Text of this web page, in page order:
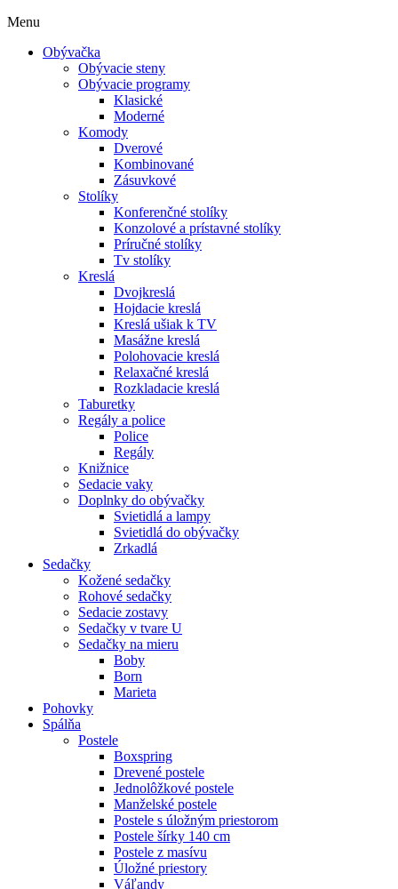
Menu
Obývačka
Obývacie steny
Obývacie programy
Klasické
Moderné
Komody
Dverové
Kombinované
Zásuvkové
Stolíky
Konferenčné stolíky
Konzolové a prístavné stolíky
Príručné stolíky
Tv stolíky
Kreslá
Dvojkreslá
Hojdacie kreslá
Kreslá ušiak k TV
Masážne kreslá
Polohovacie kreslá
Relaxačné kreslá
Rozkladacie kreslá
Taburetky
Regály a police
Police
Regály
Knižnice
Sedacie vaky
Doplnky do obývačky
Svietidlá a lampy
Svietidlá do obývačky
Zrkadlá
Sedačky
Kožené sedačky
Rohové sedačky
Sedacie zostavy
Sedačky v tvare U
Sedačky na mieru
Boby
Born
Marieta
Pohovky
Spálňa
Postele
Boxspring
Drevené postele
Jednolôžkové postele
Manželské postele
Postele s úložným priestorom
Postele šírky 140 cm
Postele z masívu
Úložné priestory
Váľandy